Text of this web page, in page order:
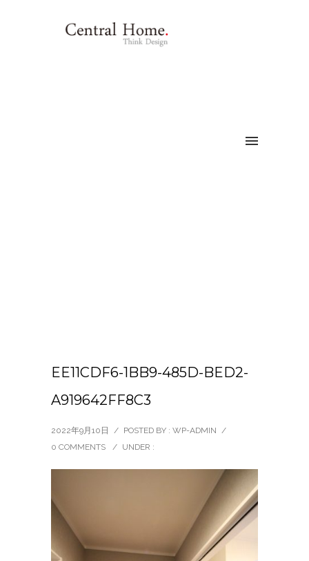
EE11CDF6-1BB9-485D-BED2-
A919642FF8C3
2022年9月10日 / POSTED BY : WP-ADMIN /
0 COMMENTS
/ UNDER :